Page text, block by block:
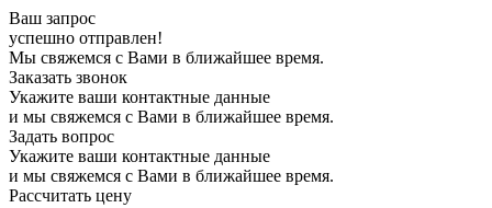
Ваш запрос
успешно отправлен!
Мы свяжемся с Вами в ближайшее время.
Заказать звонок
Укажите ваши контактные данные
и мы свяжемся с Вами в ближайшее время.
Задать вопрос
Укажите ваши контактные данные
и мы свяжемся с Вами в ближайшее время.
Рассчитать цену